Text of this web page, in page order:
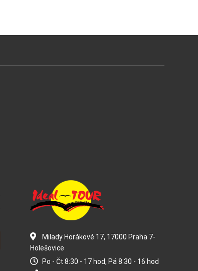
Milady Horákové 17, 17000 Praha 7-
Holešovice
Po - Čt 8:30 - 17 hod, Pá 8:30 - 16 hod